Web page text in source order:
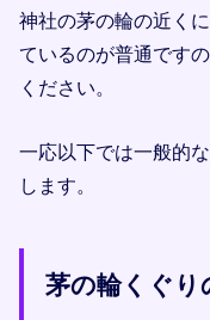
神社の茅の輪の近く
ているのが普通です
ください。
一応以下では一般的
します。
茅の輪くぐり